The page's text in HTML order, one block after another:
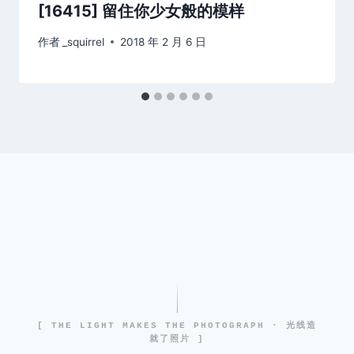
[16415] 留住你少女般的模样
作者 _squirrel 2018 年 2 月 6 日
[ THE LIGHT MAKES THE PHOTOGRAPH · 光线造
就了照片 ]